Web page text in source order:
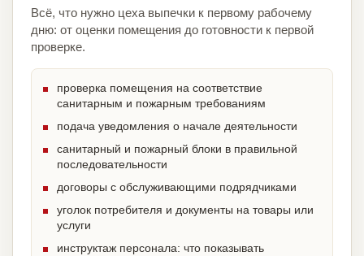
Всё, что нужно цеха выпечки к первому рабочему
дню: от оценки помещения до готовности к первой
проверке.
проверка помещения на соответствие
санитарным и пожарным требованиям
подача уведомления о начале деятельности
санитарный и пожарный блоки в правильной
последовательности
договоры с обслуживающими подрядчиками
уголок потребителя и документы на товары или
услуги
инструктаж персонала: что показывать